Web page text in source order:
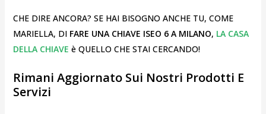
CHE DIRE ANCORA? SE HAI BISOGNO ANCHE TU, COME
MARIELLA, DI FARE UNA CHIAVE ISEO 6 A MILANO, LA CASA
DELLA CHIAVE è QUELLO CHE STAI CERCANDO!
Rimani Aggiornato Sui Nostri Prodotti E
Servizi